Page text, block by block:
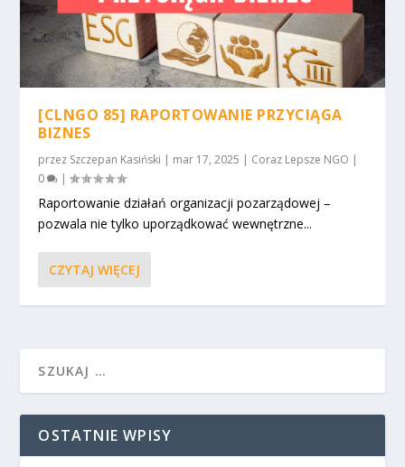
[CLNGO 85] RAPORTOWANIE PRZYCIĄGA
BIZNES
przez Szczepan Kasiński | mar 17, 2025 | Coraz Lepsze NGO |
0
|
Raportowanie działań organizacji pozarządowej –
pozwala nie tylko uporządkować wewnętrzne...
CZYTAJ WIĘCEJ
OSTATNIE WPISY